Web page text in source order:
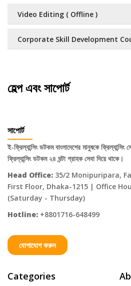
Video Editing ( Offline )
Corporate Skill Development
হেল্প এবং সাপোর্ট
সাপোর্ট
ই-ফ্রিল্যান্সিং ডটকম বাংলাদেশের মানুষকে
ফ্রিল্যান্সিং ডটকম ২৪ ঘন্টা গ্রাহক সেবা দিয়ে থাকে।
Head Office: 35/2 Monipuripara,
First Floor, Dhaka-1215 | Office
(Saturday - Thursday)
Hotline: +8801716-648499
যোগাযোগ করুন
Categories